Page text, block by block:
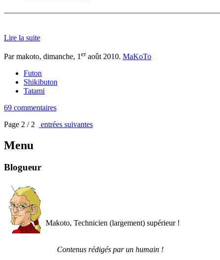
Lire la suite
Par makoto, dimanche, 1 eraoût 2010. MaKoTo
Futon
Shikibuton
Tatami
69 commentaires
Page 2 / 2
entrées suivantes
Menu
Blogueur
Makoto, Technicien (largement) supérieur !
Contenus rédigés par un humain !